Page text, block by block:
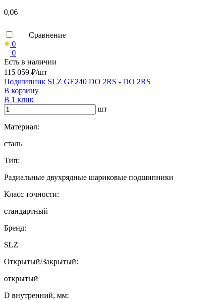
0,06
Сравнение
0
0
Есть в наличии
115 059 ₽/шт
Подшипник SLZ GE240 DO 2RS - DO 2RS
В корзину
В 1 клик
шт
Материал:
сталь
Тип:
Радиальные двухрядные шариковые подшипники
Класс точности:
стандартный
Бренд:
SLZ
Открытый/Закрытый:
открытый
D внутренний, мм: